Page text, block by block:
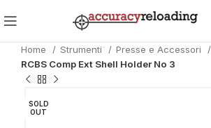
Home Strumenti Presse e Accessori
RCBS Comp Ext Shell Holder No 3
SOLD
OUT